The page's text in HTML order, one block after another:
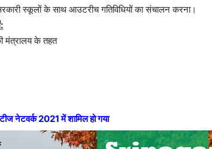
स्कूलों के साथ आउटरीच गतिविधियों का संचालन करना।
मंत्रालय के तहत
नेटवर्क 2021 में शामिल हो गया